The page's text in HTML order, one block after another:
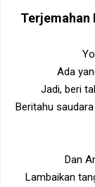
Terjemahan
Ada
Jadi, beri
Beritahu
Dan
Lambaikan